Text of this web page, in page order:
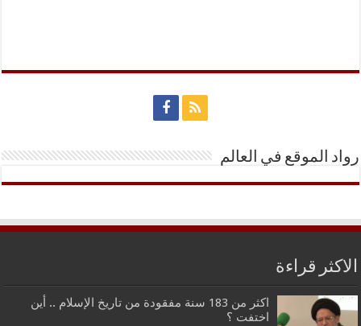
رواد الموقع في العالم
الاكثر قراءة
اكثر من 183 سنة مفقودة من تاريخ الإسلام .. أين
اختفت ؟